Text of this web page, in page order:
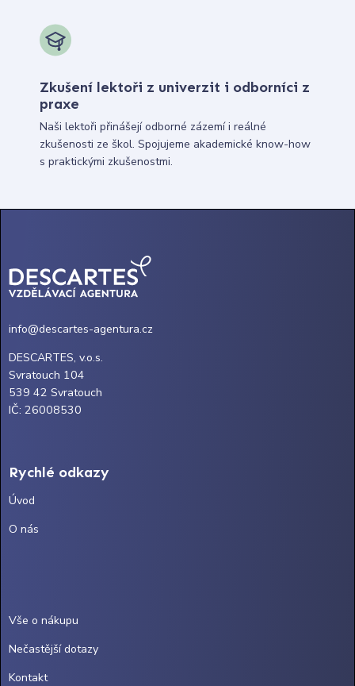
Zkušení lektoři z univerzit i odborníci z
praxe
Naši lektoři přinášejí odborné zázemí i reálné
zkušenosti ze škol. Spojujeme akademické know-how
s praktickými zkušenostmi.
info@descartes-agentura.cz
DESCARTES, v.o.s.
Svratouch 104
539 42 Svratouch
IČ: 26008530
Rychlé odkazy
Úvod
O nás
Vše o nákupu
Nečastější dotazy
Kontakt